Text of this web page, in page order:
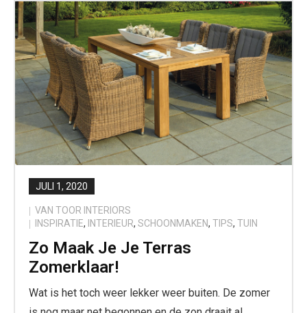
JULI 1, 2020
VAN TOOR INTERIORS
INSPIRATIE, INTERIEUR, SCHOONMAKEN, TIPS, TUIN
Zo Maak Je Je Terras
Zomerklaar!
Wat is het toch weer lekker weer buiten. De zomer